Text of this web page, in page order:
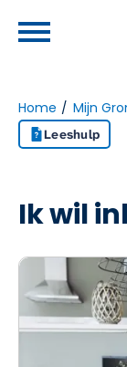
Naar hoofdinhoud
Naar
Naar zoeken
Ga naar Hoofd
Home Mijn
Leeshulp
Ik wil